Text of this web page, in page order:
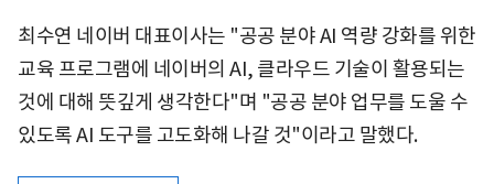
최수연 네이버 대표이사는 "공공 분야 AI 역량 강화를 위한
교육 프로그램에 네이버의 AI, 클라우드 기술이 활용되는
것에 대해 뜻깊게 생각한다"며 "공공 분야 업무를 도울 수
있도록 AI 도구를 고도화해 나갈 것"이라고 말했다.